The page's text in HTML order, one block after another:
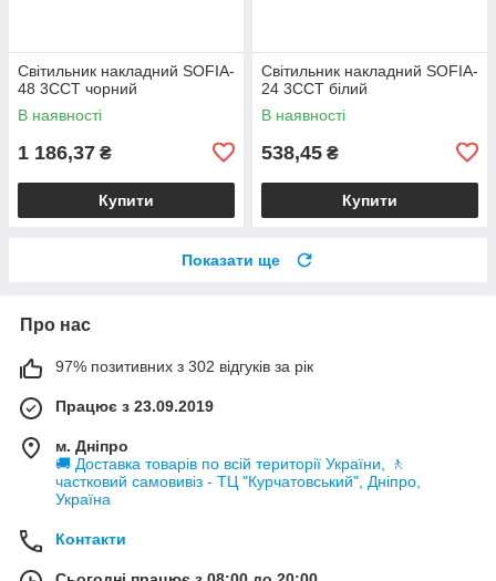
Світильник накладний SOFIA-
48 3CCT чорний
В наявності
1 186,37 ₴
Купити
Світильник накладний SOFIA-
24 3CCT білий
В наявності
538,45 ₴
Купити
Показати ще
Про нас
97% позитивних з 302 відгуків за рік
Працює з 23.09.2019
м. Дніпро
🚚 Доставка товарів по всій території України, 🚶
частковий самовивіз - ТЦ "Курчатовський", Дніпро,
Україна
Контакти